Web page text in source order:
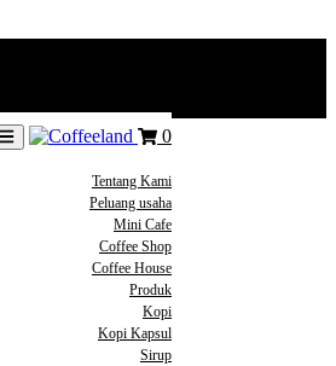
0
Tentang Kami
Peluang usaha
Mini Cafe
Coffee Shop
Coffee House
Produk
Kopi
Kopi Kapsul
Sirup